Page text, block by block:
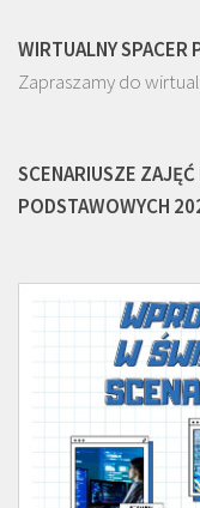
WIRTUALNY SPACER
Zapraszamy do
SCENARIUSZE
PODSTAWOWYCH